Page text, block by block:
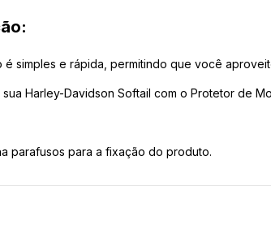
é simples e rápida, permitindo que você
sua Harley-Davidson Softail com o Protetor de
parafusos para a fixação do produto.